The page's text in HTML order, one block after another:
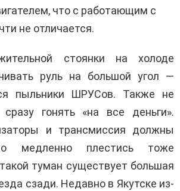
что с работающим с
не отличается.
стоянки на холоде
руль на большой угол —
пыльники ШРУСов. Также не
сразу гонять «на все деньги».
и трансмиссия должны
медленно плестись тоже
туман существует большая
сзади. Недавно в Якутске из-